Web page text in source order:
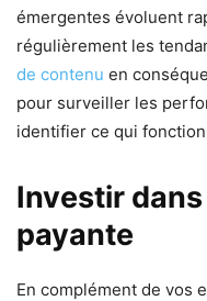
émergentes évoluent
régulièrement les
de contenu en
pour surveiller les
identifier ce qui
Investir
payante
En complément de vos